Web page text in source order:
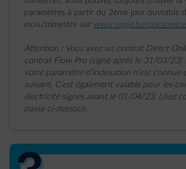
paramètres à partir du 2ème jour ouvrable
mois/trimestre sur www.engie.be/
Attention : Vous avez un contrat Direct
contrat Flow Pro (signé après le 31/03/23)
votre paramètre d’indexation n’est connue
suivant. C’est également valable pour les
électricité signés avant le 01/04/23. Lisez
passe ci-dessous.